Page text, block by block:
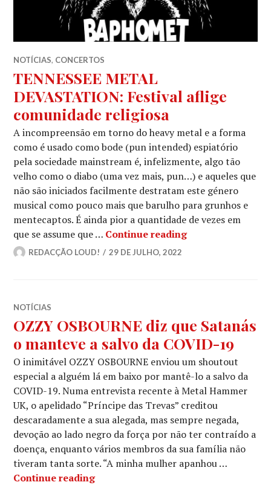
NOTÍCIAS, CONCERTOS
TENNESSEE METAL
DEVASTATION: Festival aflige
comunidade religiosa
A incompreensão em torno do heavy metal e a forma
como é usado como bode (pun intended) espiatório
pela sociedade mainstream é, infelizmente, algo tão
velho como o diabo (uma vez mais, pun…) e aqueles que
não são iniciados facilmente destratam este género
musical como pouco mais que barulho para grunhos e
mentecaptos. É ainda pior a quantidade de vezes em
que se assume que … Continue readingTENNESSEE
REDACÇÃO LOUD! 29 DE JULHO, 2022
NOTÍCIAS
OZZY OSBOURNE diz que Satanás
o manteve a salvo da COVID-19
O inimitável OZZY OSBOURNE enviou um shoutout
especial a alguém lá em baixo por mantê-lo a salvo da
COVID-19. Numa entrevista recente à Metal Hammer
UK, o apelidado “Príncipe das Trevas” creditou
descaradamente a sua alegada, mas sempre negada,
devoção ao lado negro da força por não ter contraído a
doença, enquanto vários membros da sua família não
tiveram tanta sorte. “A minha mulher apanhou …
Continue readingOZZY OSBOURNE diz que Satanás o